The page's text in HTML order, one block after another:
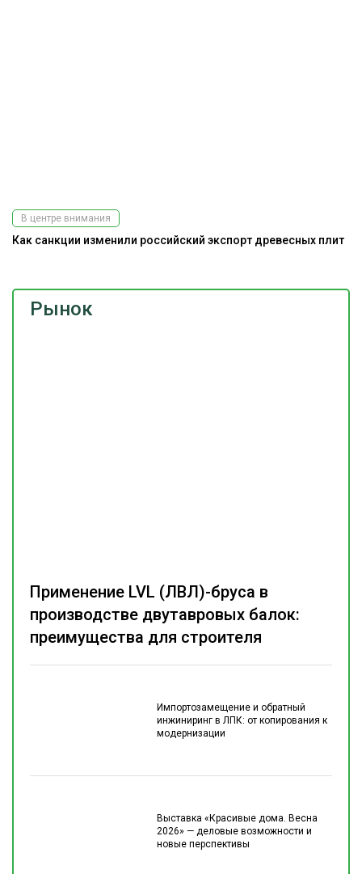
Рынок
Импортозамещение и обратный
инжиниринг в ЛПК: от копирования к
модернизации
Выставка «Красивые дома. Весна
2026» — деловые возможности и
новые перспективы
Применение LVL (ЛВЛ)-бруса в
производстве двутавровых балок:
преимущества для строителя
В центре внимания
Как санкции изменили российский экспорт древесных плит